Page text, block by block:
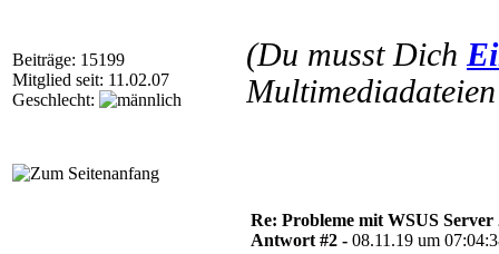
Beiträge: 15199
Mitglied seit: 11.02.07
Geschlecht:
(Du musst Dich
Re: Probleme mit WSUS Server
Antwort #2 - 08.11.19 um